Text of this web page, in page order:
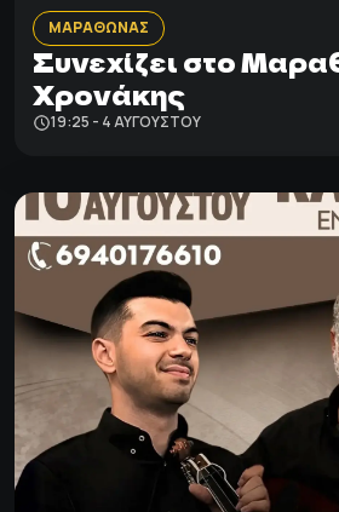
ΜΑΡΑΘΩΝΑΣ
Συνεχίζει στο
Χρονάκης
19:25 - 4 ΑΥΓΟΎΣΤΟΥ